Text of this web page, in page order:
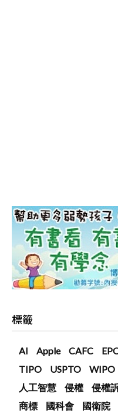
標籤
AI Apple CAFC
TIPO
USPTO WIPO
人工智慧
侵權 侵權
商標
國科會 國衛院